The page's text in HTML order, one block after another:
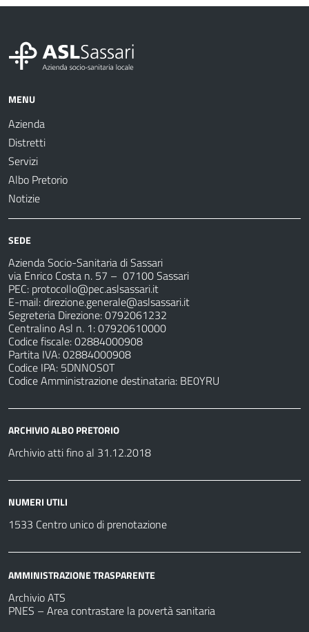
MENU
Azienda
Distretti
Servizi
Albo Pretorio
Notizie
SEDE
Azienda Socio-Sanitaria di Sassari
via Enrico Costa n. 57 – 07100 Sassari
PEC: protocollo@pec.aslsassari.it
E-mail:direzione.generale@aslsassari.it
Segreteria Direzione: 0792061232
Centralino Asl n. 1: 07920610000
Codice fiscale: 02884000908
Partita IVA: 02884000908
Codice IPA: 5DNNOS0T
Codice Amministrazione destinataria: BE0YRU
ARCHIVIO ALBO PRETORIO
Archivio atti fino al 31.12.2018
NUMERI UTILI
1533 Centro unico di prenotazione
AMMINISTRAZIONE TRASPARENTE
Archivio ATS
PNES – Area contrastare la povertà sanitaria